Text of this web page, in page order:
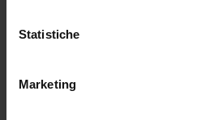
Statistiche
Marketing